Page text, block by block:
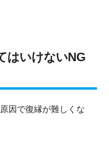
はいけないNG
因で復縁が難しくな